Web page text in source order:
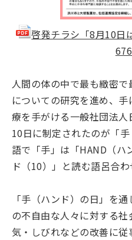
啓発チラシ「8月10日
人間の体の中で最も緻密で
についての研究を進め、
療を手がける一般社団法
10日に制定されたのが「
語で「手」は「HAND（ハ
ド（10）」と読む語呂合わ
「手（ハンド）の日」を
の不自由な人々に対する
気・しびれなどの改善に